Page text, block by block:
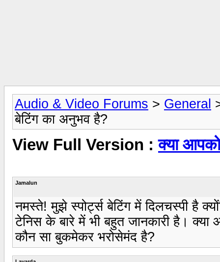
Audio & Video Forums > General
बेटिंग का अनुभव है?
View Full Version :क्या
Jamalun
नमस्ते! मुझे स्पोर्ट्स बेटिंग में दिलचस्पी है
टेनिस के बारे में भी बहुत जानकारी है। क्या
कौन सा बुकमेकर भरोसेमंद है?